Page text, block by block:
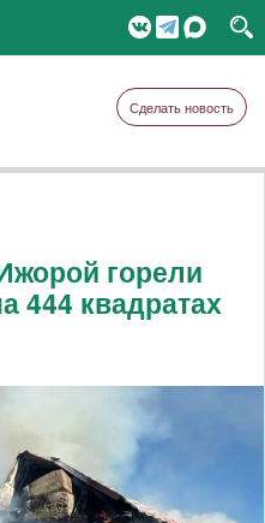
Сделать новость
горели
444 квадратах